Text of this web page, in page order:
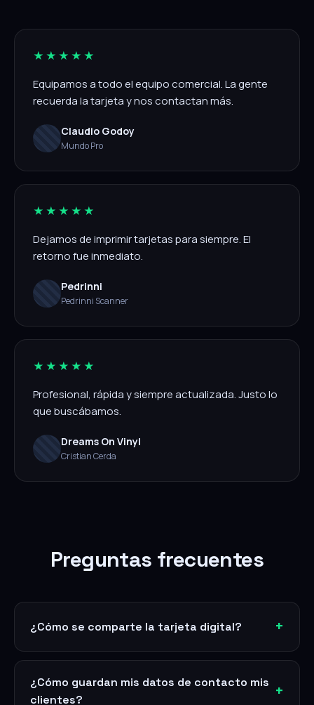
★★★★★
Equipamos a todo el equipo comercial. La gente
recuerda la tarjeta y nos contactan más.
Claudio Godoy
Mundo Pro
★★★★★
Dejamos de imprimir tarjetas para siempre. El
retorno fue inmediato.
Pedrinni
Pedrinni Scanner
★★★★★
Profesional, rápida y siempre actualizada. Justo lo
que buscábamos.
Dreams On Vinyl
Cristian Cerda
Preguntas frecuentes
¿Cómo se comparte la tarjeta digital?
¿Cómo guardan mis datos de contacto mis
clientes?